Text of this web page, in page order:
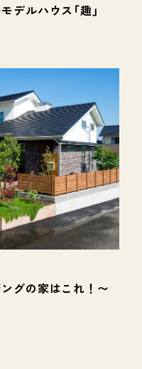
デルハウス「趣」
グの家はこれ！〜